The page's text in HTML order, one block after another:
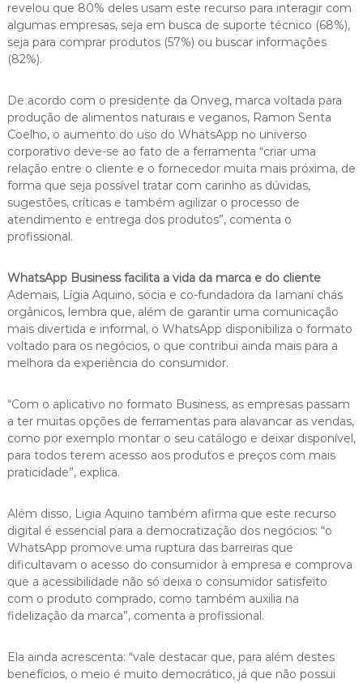
revelou que 80% deles usam este recurso para interagir com
algumas empresas, seja em busca de suporte técnico (68%),
seja para comprar produtos (57%) ou buscar informações
(82%).
De acordo com o presidente da Onveg, marca voltada para
produção de alimentos naturais e veganos, Ramon Senta
Coelho, o aumento do uso do WhatsApp no universo
corporativo deve-se ao fato de a ferramenta “criar uma
relação entre o cliente e o fornecedor muita mais próxima, de
forma que seja possível tratar com carinho as dúvidas,
sugestões, críticas e também agilizar o processo de
atendimento e entrega dos produtos”, comenta o
profissional.
WhatsApp Business facilita a vida da marca e do cliente
Ademais, Lígia Aquino, sócia e co-fundadora da Iamaní chás
orgânicos, lembra que, além de garantir uma comunicação
mais divertida e informal, o WhatsApp disponibiliza o formato
voltado para os negócios, o que contribui ainda mais para a
melhora da experiência do consumidor.
“Com o aplicativo no formato Business, as empresas passam
a ter muitas opções de ferramentas para alavancar as vendas,
como por exemplo montar o seu catálogo e deixar disponível,
para todos terem acesso aos produtos e preços com mais
praticidade”, explica.
Além disso, Ligia Aquino também afirma que este recurso
digital é essencial para a democratização dos negócios: “o
WhatsApp promove uma ruptura das barreiras que
dificultavam o acesso do consumidor à empresa e comprova
que a acessibilidade não só deixa o consumidor satisfeito
com o produto comprado, como também auxilia na
fidelização da marca”, comenta a profissional.
Ela ainda acrescenta: “vale destacar que, para além destes
benefícios, o meio é muito democrático, já que não possui